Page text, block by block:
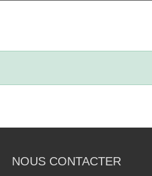
NOUS CONTACTER